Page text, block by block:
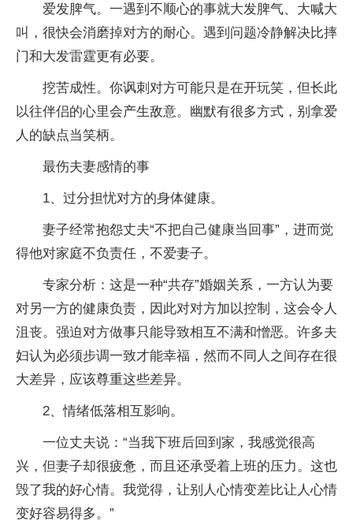
爱发脾气。一遇到不顺心的事就大发脾气、大喊大
叫，很快会消磨掉对方的耐心。遇到问题冷静解决比摔
门和大发雷霆更有必要。
挖苦成性。你讽刺对方可能只是在开玩笑，但长此
以往伴侣的心里会产生敌意。幽默有很多方式，别拿爱
人的缺点当笑柄。
最伤夫妻感情的事
1、过分担忧对方的身体健康。
妻子经常抱怨丈夫“不把自己健康当回事”，进而觉
得他对家庭不负责任，不爱妻子。
专家分析：这是一种“共存”婚姻关系，一方认为要
对另一方的健康负责，因此对对方加以控制，这会令人
沮丧。强迫对方做事只能导致相互不满和憎恶。许多夫
妇认为必须步调一致才能幸福，然而不同人之间存在很
大差异，应该尊重这些差异。
2、情绪低落相互影响。
一位丈夫说：“当我下班后回到家，我感觉很高
兴，但妻子却很疲惫，而且还承受着上班的压力。这也
毁了我的好心情。我觉得，让别人心情变差比让人心情
变好容易得多。”